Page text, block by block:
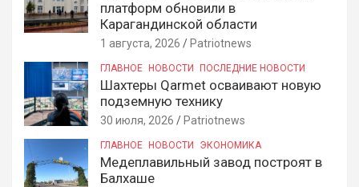
платформ обновили в
Карагандинской области
1 августа, 2026 Patriotnews
ГЛАВНОЕ НОВОСТИ ПОСЛЕДНИЕ НОВОСТИ
Шахтеры Qarmet осваивают новую
подземную технику
30 июля, 2026 Patriotnews
ГЛАВНОЕ НОВОСТИ ЭКОНОМИКА
Медеплавильный завод построят в
Балхаше